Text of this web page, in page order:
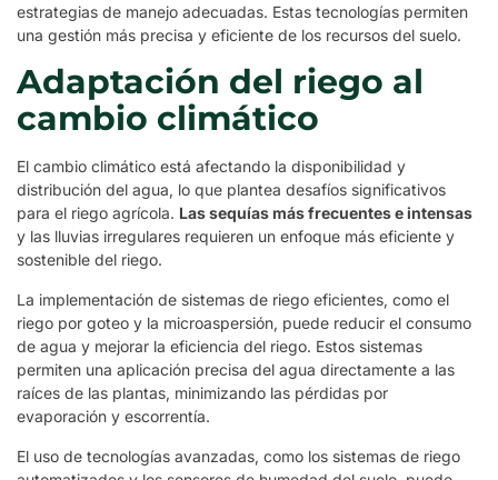
estrategias de manejo adecuadas. Estas tecnologías permiten
una gestión más precisa y eficiente de los recursos del suelo.
Adaptación del riego al
cambio climático
El cambio climático está afectando la disponibilidad y
distribución del agua, lo que plantea desafíos significativos
para el riego agrícola. Las sequías más frecuentes e intensas
y las lluvias irregulares requieren un enfoque más eficiente y
sostenible del riego.
La implementación de sistemas de riego eficientes, como el
riego por goteo y la microaspersión, puede reducir el consumo
de agua y mejorar la eficiencia del riego. Estos sistemas
permiten una aplicación precisa del agua directamente a las
raíces de las plantas, minimizando las pérdidas por
evaporación y escorrentía.
El uso de tecnologías avanzadas, como los sistemas de riego